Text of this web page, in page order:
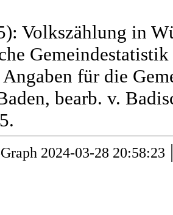
Volkszählung in
für die
bearb. v.
2024-03-28 20:58:23